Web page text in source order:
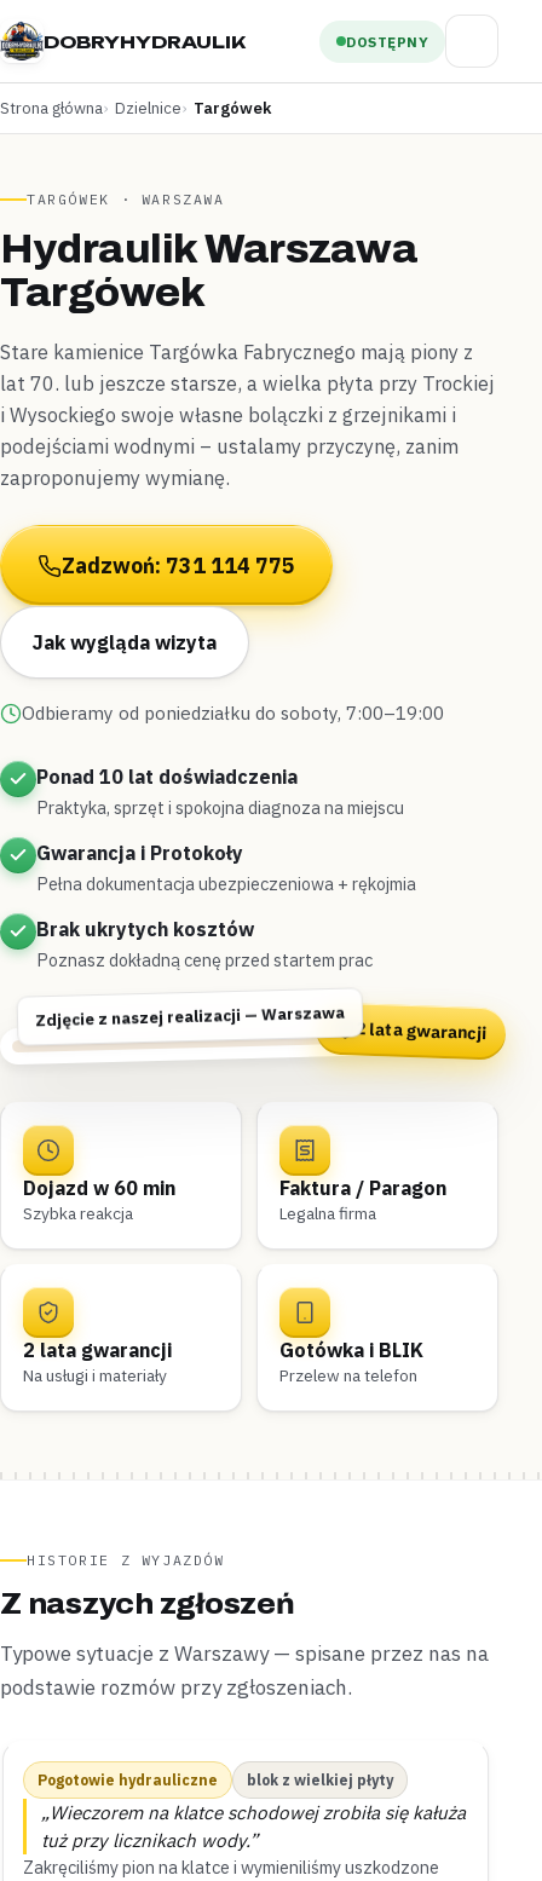
DOBRYHYDRAULIK DOSTĘPNY
Strona główna Dzielnice Targówek
TARGÓWEK · WARSZAWA
Hydraulik Warszawa
Targówek
Stare kamienice Targówka Fabrycznego mają piony z
lat 70. lub jeszcze starsze, a wielka płyta przy Trockiej
i Wysockiego swoje własne bolączki z grzejnikami i
podejściami wodnymi – ustalamy przyczynę, zanim
zaproponujemy wymianę.
Zadzwoń: 731 114 775
Jak wygląda wizyta
Odbieramy od poniedziałku do soboty, 7:00–19:00
Ponad 10 lat doświadczenia
Praktyka, sprzęt i spokojna diagnoza na miejscu
Gwarancja i Protokoły
Pełna dokumentacja ubezpieczeniowa + rękojmia
Brak ukrytych kosztów
Poznasz dokładną cenę przed startem prac
2 lata gwarancji
Zdjęcie z naszej realizacji — Warszawa
Dojazd w 60 min
Szybka reakcja
Faktura / Paragon
Legalna firma
2 lata gwarancji
Na usługi i materiały
Gotówka i BLIK
Przelew na telefon
HISTORIE Z WYJAZDÓW
Z naszych zgłoszeń
Typowe sytuacje z Warszawy — spisane przez nas na
podstawie rozmów przy zgłoszeniach.
Pogotowie hydrauliczne blok z wielkiej płyty
„Wieczorem na klatce schodowej zrobiła się kałuża
tuż przy licznikach wody.”
Zakręciliśmy pion na klatce i wymieniliśmy uszkodzone